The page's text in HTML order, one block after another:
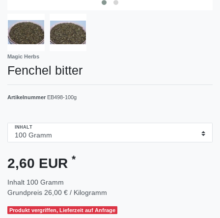
Magic Herbs
Fenchel bitter
Artikelnummer EB498-100g
INHALT
2,60 EUR *
Inhalt 100 Gramm
Grundpreis 26,00 € / Kilogramm
Produkt vergriffen, Lieferzeit auf Anfrage